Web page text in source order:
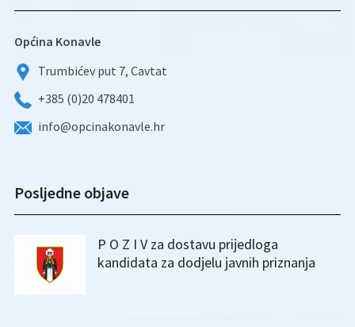
Općina Konavle
Trumbićev put 7, Cavtat
+385 (0)20 478401
info@opcinakonavle.hr
Posljedne objave
P O Z I V za dostavu prijedloga
kandidata za dodjelu javnih priznanja